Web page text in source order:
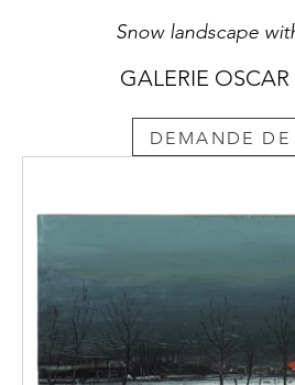
Snow landscape
GALERIE
DEMANDE DE